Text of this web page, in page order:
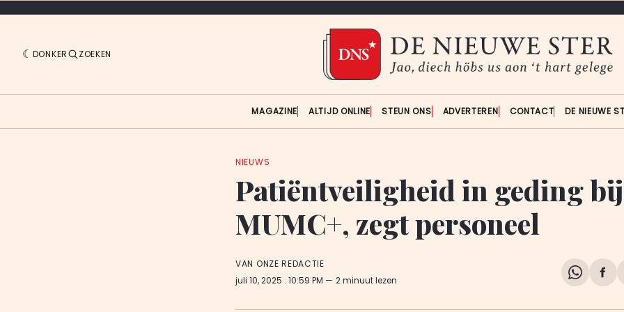
DONKER ZOEKEN
MAGAZINE ALTIJD ONLINE STEUN ONS ADVERTEREN CONTACT DE NIEUWE
NIEUWS
Patiëntveiligheid in geding bij
MUMC+, zegt personeel
VAN ONZE REDACTIE
juli 10, 2025 . 10:59 PM 2 minuut lezen
Share